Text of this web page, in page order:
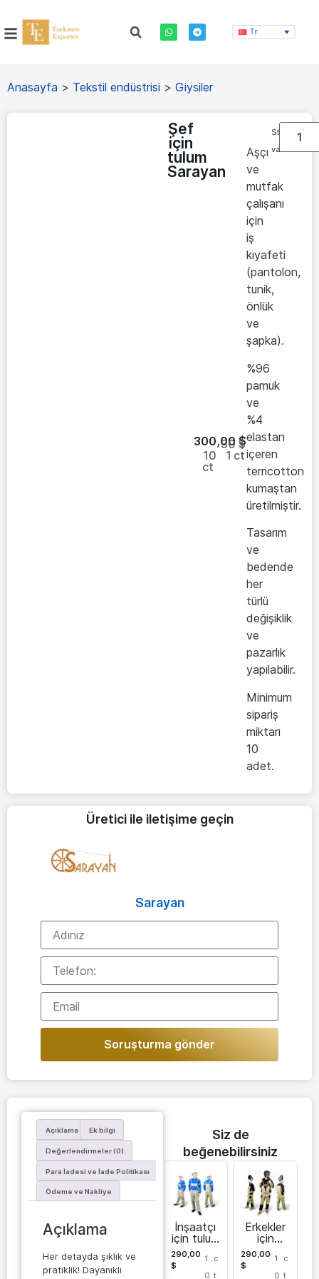
Tr
Anasayfa > Tekstil endüstrisi > Giysiler
Şef
için
tulum
Sarayan
300,00 $
10
ct
30 $
1 ct
Aşçı
ve
mutfak
çalışanı
için
iş
kıyafeti
(pantolon,
tunik,
önlük
ve
şapka).
%96
pamuk
ve
%4
elastan
içeren
terricotton
kumaştan
üretilmiştir.
Tasarım
ve
bedende
her
türlü
değişiklik
ve
pazarlık
yapılabilir.
Minimum
sipariş
miktarı
10
adet.
Stokta
var
Üretici ile iletişime geçin
Sarayan
Soruşturma gönder
Açıklama Ek bilgi
Değerlendirmeler (0)
Para İadesi ve İade Politikası
Ödeme ve Nakliye
Açıklama
Her detayda şıklık ve
pratiklik! Dayanıklı
Siz de
beğenebilirsiniz
İnşaatçı
için tulum
Sarayan
290,00
$
1
0
c
t
Erkekler
için
kaynakçı
tulumu
290,00
$
1
0
c
t